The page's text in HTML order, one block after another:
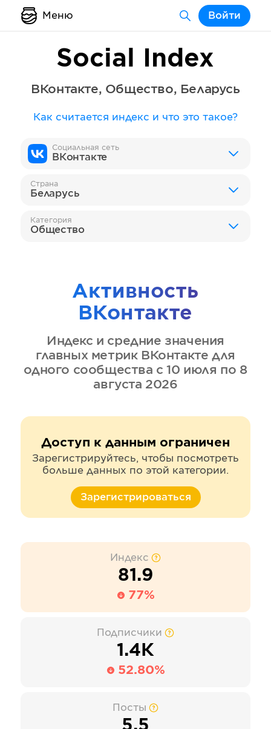
Меню Войти
Social Index
ВКонтакте, Общество, Беларусь
Как считается индекс и что это такое?
Социальная сеть
ВКонтакте
Страна
Беларусь
Категория
Общество
Активность
ВКонтакте
Индекс и средние значения
главных метрик ВКонтакте для
одного сообщества с 10 июля по 8
августа 2026
Доступ к данным ограничен
Зарегистрируйтесь, чтобы посмотреть
больше данных по этой категории.
Зарегистрироваться
Индекс
81.9
77%
Подписчики
1.4К
52.80%
Посты